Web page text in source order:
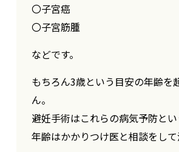
〇子宮癌
〇子宮筋腫
などです。
もちろん3歳という目安の年齢を
ん。
避妊手術はこれらの病気予防と
年齢はかかりつけ医と相談をして